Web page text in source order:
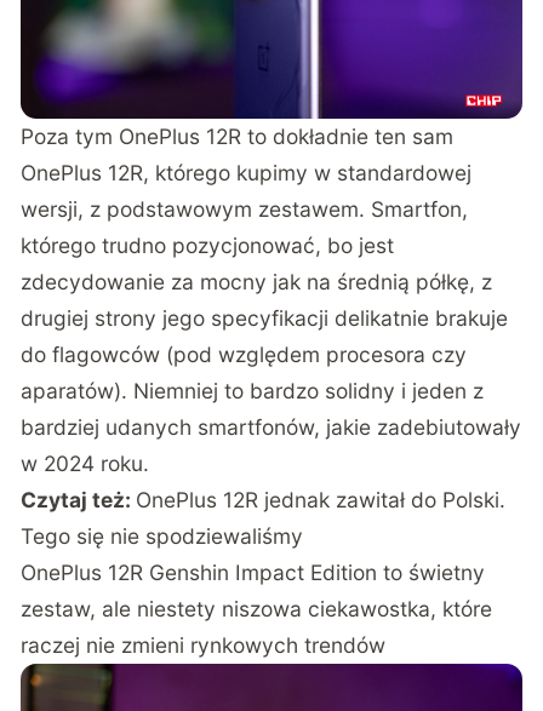
Poza tym OnePlus 12R to dokładnie ten sam
OnePlus 12R, którego kupimy w standardowej
wersji, z podstawowym zestawem. Smartfon,
którego trudno pozycjonować, bo jest
zdecydowanie za mocny jak na średnią półkę, z
drugiej strony jego specyfikacji delikatnie brakuje
do flagowców (pod względem procesora czy
aparatów). Niemniej to bardzo solidny i jeden z
bardziej udanych smartfonów, jakie zadebiutowały
w 2024 roku.
Czytaj też: OnePlus 12R jednak zawitał do Polski.
Tego się nie spodziewaliśmy
OnePlus 12R Genshin Impact Edition to świetny
zestaw, ale niestety niszowa ciekawostka, które
raczej nie zmieni rynkowych trendów